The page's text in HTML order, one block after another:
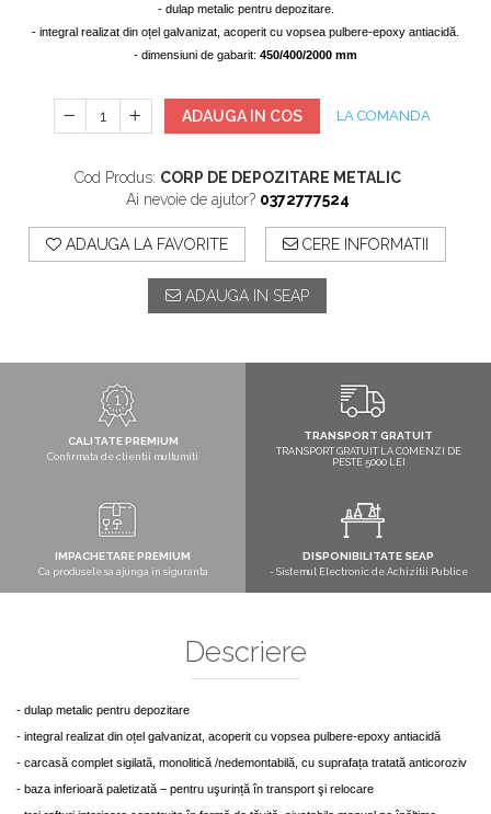
- dulap metalic pentru depozitare.
- integral realizat din oțel galvanizat, acoperit cu vopsea pulbere-epoxy antiacidă.
- dimensiuni de gabarit: 450/400/2000 mm
ADAUGA IN COS LA COMANDA
Cod Produs: CORP DE DEPOZITARE METALIC
Ai nevoie de ajutor? 0372777524
ADAUGA LA FAVORITE CERE INFORMATII
ADAUGA IN SEAP
CALITATE PREMIUM
Confirmata de clientii multumiti
TRANSPORT GRATUIT
TRANSPORT GRATUIT LA COMENZI DE
PESTE 5000 LEI
IMPACHETARE PREMIUM
Ca produsele sa ajunga in siguranta
DISPONIBILITATE SEAP
- Sistemul Electronic de Achizitii Publice
Descriere
- dulap metalic pentru depozitare
- integral realizat din oțel galvanizat, acoperit cu vopsea pulbere-epoxy antiacidă
- carcasă complet sigilată, monolitică /nedemontabilă, cu suprafața tratată anticoroziv
- baza inferioară paletizată – pentru uşurință în transport şi relocare